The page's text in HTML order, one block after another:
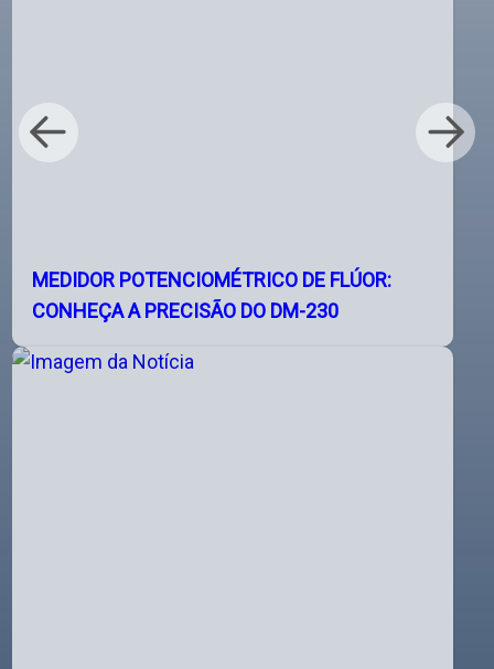
MEDIDOR POTENCIOMÉTRICO DE FLÚOR:
CONHEÇA A PRECISÃO DO DM-230